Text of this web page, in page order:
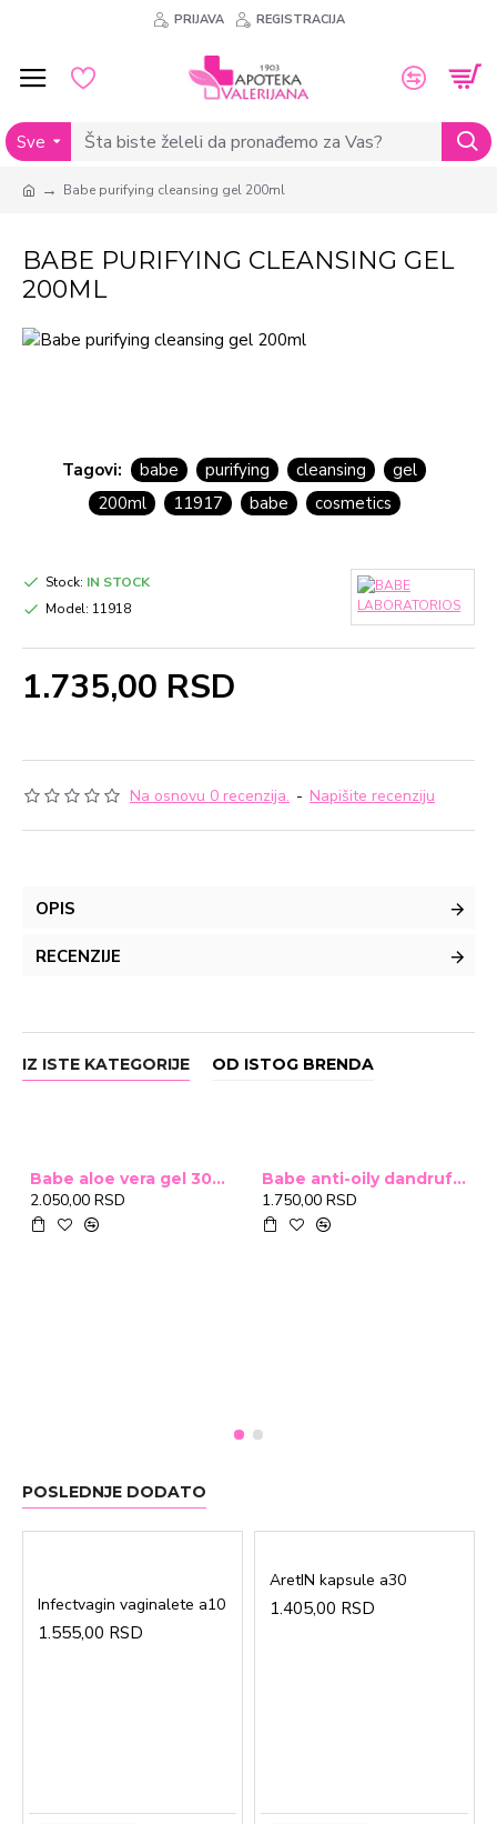
PRIJAVA REGISTRACIJA
Sve
Babe purifying cleansing gel 200ml
BABE PURIFYING CLEANSING GEL
200ML
Tagovi: babe purifying cleansing
gel
200ml
11917 babe cosmetics
Na osnovu 0 recenzija. - Napišite recenziju
1.735,00 RSD
Stock: IN STOCK
Model: 11918
OPIS
RECENZIJE
IZ ISTE KATEGORIJE OD ISTOG BRENDA
Babe aloe vera gel 300ml
2.050,00 RSD
Babe anti-oily dandruff shampoo 250ml
1.750,00 RSD
POSLEDNJE DODATO
Infectvagin vaginalete a10
1.555,00 RSD
AretIN kapsule a30
1.405,00 RSD